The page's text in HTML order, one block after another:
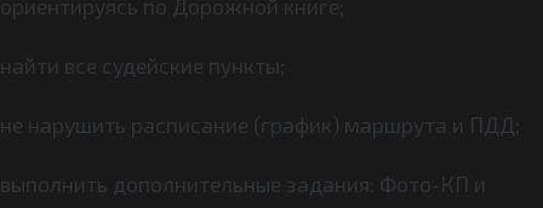
ориентируясь по Дорожной книге;
найти все судейские пункты;
не нарушить расписание (график) маршрута и ПДД;
выполнить дополнительные задания: Фото-КП и